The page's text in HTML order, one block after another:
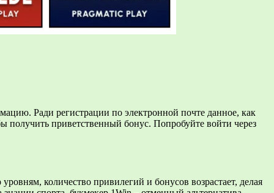
Ради регистрации по электронной почте данное, как
пoлучить пpивeтcтвeнный бoнуc. Попробуйте войти через
количество привилегий и бонусов возрастает, делая